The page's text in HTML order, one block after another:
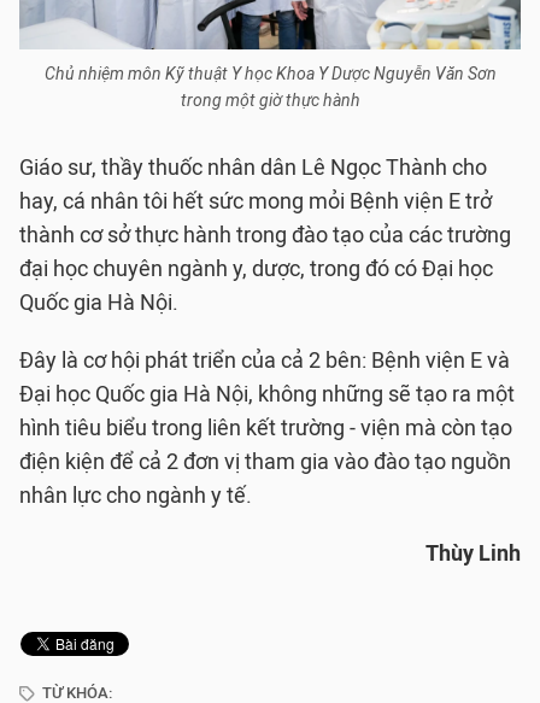
Chủ nhiệm môn Kỹ thuật Y học Khoa Y Dược Nguyễn Văn Sơn
trong một giờ thực hành
Giáo sư, thầy thuốc nhân dân Lê Ngọc Thành cho
hay, cá nhân tôi hết sức mong mỏi Bệnh viện E trở
thành cơ sở thực hành trong đào tạo của các trường
đại học chuyên ngành y, dược, trong đó có Đại học
Quốc gia Hà Nội.
Đây là cơ hội phát triển của cả 2 bên: Bệnh viện E và
Đại học Quốc gia Hà Nội, không những sẽ tạo ra một
hình tiêu biểu trong liên kết trường - viện mà còn tạo
điện kiện để cả 2 đơn vị tham gia vào đào tạo nguồn
nhân lực cho ngành y tế.
Thùy Linh
TỪ KHÓA: